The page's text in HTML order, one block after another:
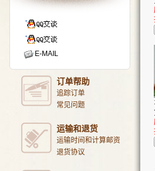
E-MAIL
订单帮助
追踪订单
常见问题
运输和退货
运输时间和计算邮资
退货协议